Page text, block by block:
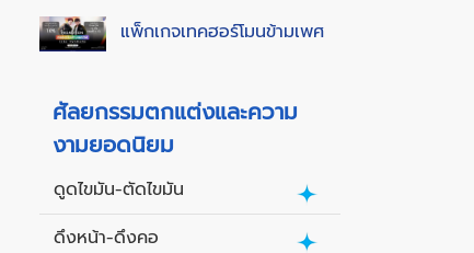
แพ็กเกจเทคฮอร์โมนข้ามเพศ
ศัลยกรรมตกแต่งและความ
งามยอดนิยม
ดูดไขมัน-ตัดไขมัน
ดึงหน้า-ดึงคอ